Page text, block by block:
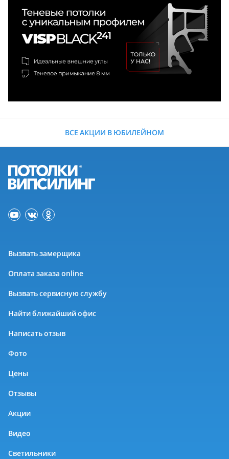
ВСЕ АКЦИИ В ЮБИЛЕЙНОМ
Вызвать замерщика
Оплата заказа online
Вызвать сервисную службу
Найти ближайший офис
Написать отзыв
Фото
Цены
Отзывы
Акции
Видео
Светильники